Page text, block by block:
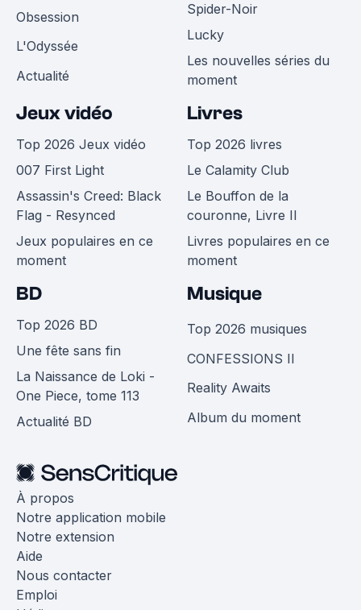
Obsession
L'Odyssée
Actualité
Spider-Noir
Lucky
Les nouvelles séries du
moment
Jeux vidéo
Top 2026 Jeux vidéo
007 First Light
Assassin's Creed: Black
Flag - Resynced
Jeux populaires en ce
moment
Livres
Top 2026 livres
Le Calamity Club
Le Bouffon de la
couronne, Livre II
Livres populaires en ce
moment
BD
Top 2026 BD
Une fête sans fin
La Naissance de Loki -
One Piece, tome 113
Actualité BD
Musique
Top 2026 musiques
CONFESSIONS II
Reality Awaits
Album du moment
À propos
Notre application mobile
Notre extension
Aide
Nous contacter
Emploi